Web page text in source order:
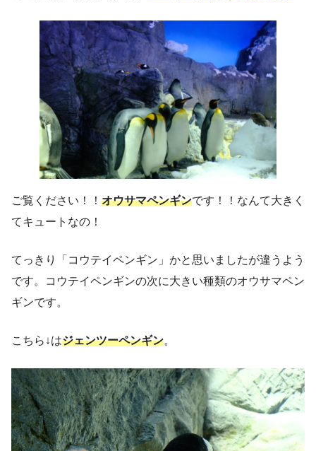
ご覧ください！！ オウサマペンギンです！！なんて大きく
てキュートなの！
てっきり「コウテイペンギン」かと思いましたが違うよう
です。コウテイペンギンの次に大きい種類のオウサマペン
ギンです。
こちら↓はジェンツーペンギン。